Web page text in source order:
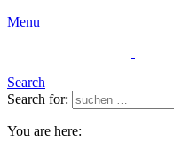
Menu
Search
Search for:
You are here: